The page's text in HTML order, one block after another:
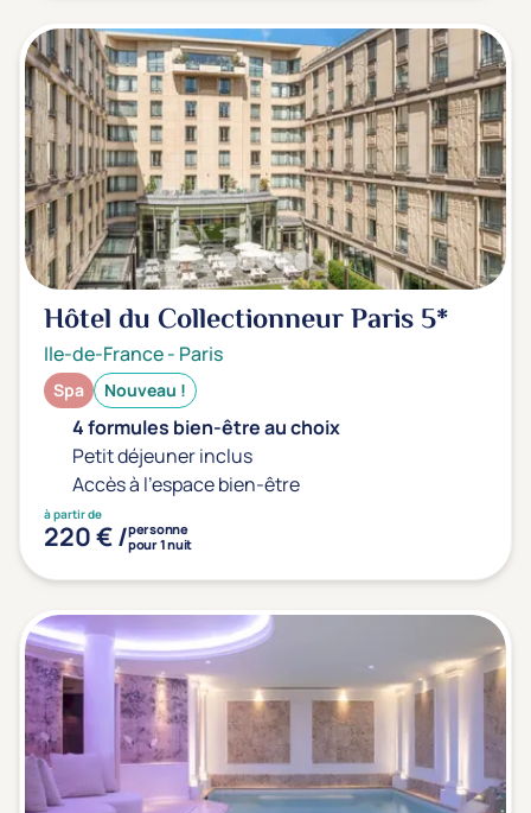
Hôtel du Collectionneur Paris5*
Ile-de-France- Paris
Spa Nouveau !
4 formules bien-être au choix
Petit déjeuner inclus
Accès à l'espace bien-être
à partir de
220 € /personne
pour 1 nuit